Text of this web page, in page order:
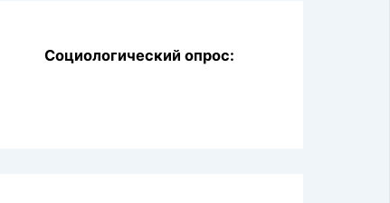
Социологический опрос: